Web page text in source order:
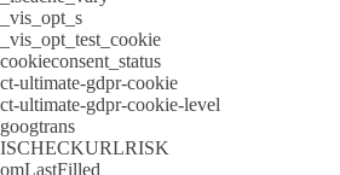
_vis_opt_s
_vis_opt_test_cookie
cookieconsent_status
ct-ultimate-gdpr-cookie
ct-ultimate-gdpr-cookie-level
googtrans
ISCHECKURLRISK
omLastFilled